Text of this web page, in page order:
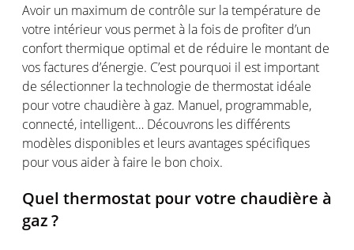
Avoir un maximum de contrôle sur latempérature de
votre intérieurvous permetà lafois de profiter d’un
confortthermique optimal et de réduire le montant de
vosfactures d’énergie. C’est pourquoi il est important
de sélectionner latechnologie de thermostat idéale
pourvotre chaudière à gaz. Manuel, programmable,
connecté, intelligent… Découvrons les différents
modèles disponibles et leursavantagesspécifiques
pourvousaider à faire le bon choix.
Quel thermostat pourvotre chaudière à
gaz?